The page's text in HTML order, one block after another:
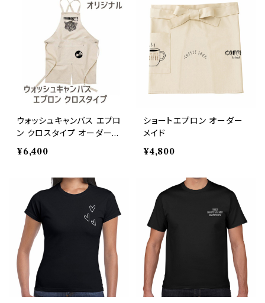
ウォッシュキャンバス エプロ
ン クロスタイプ オーダーメ
イド 子供の絵 名入れ チー
ムロゴ ペット 写真 オリジ
¥6,400
ショートエプロン オーダー
メイド
¥4,800